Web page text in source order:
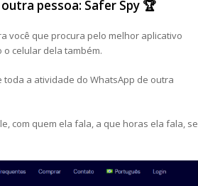
pessoa: Safer Spy 🏆
você que procura pelo melhor aplicativo
celular dela também.
a atividade do WhatsApp de outra
com quem ela fala, a que horas ela fala, se